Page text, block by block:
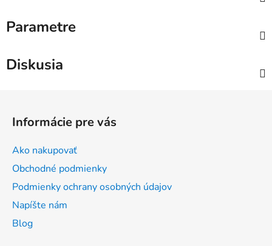
Parametre
Diskusia
Informácie pre vás
Ako nakupovať
Obchodné podmienky
Podmienky ochrany osobných údajov
Napíšte nám
Blog